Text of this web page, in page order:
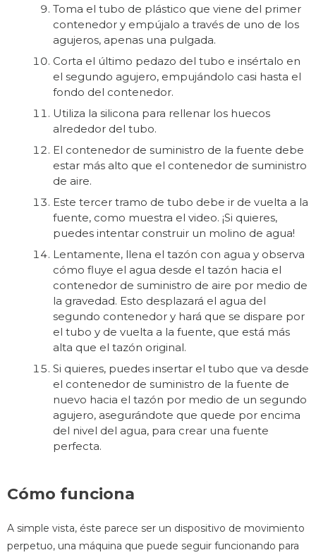
Toma el tubo de plástico que viene del primer
contenedor y empújalo a través de uno de los
agujeros, apenas una pulgada.
Corta el último pedazo del tubo e insértalo en
el segundo agujero, empujándolo casi hasta el
fondo del contenedor.
Utiliza la silicona para rellenar los huecos
alrededor del tubo.
El contenedor de suministro de la fuente debe
estar más alto que el contenedor de suministro
de aire.
Este tercer tramo de tubo debe ir de vuelta a la
fuente, como muestra el video. ¡Si quieres,
puedes intentar construir un molino de agua!
Lentamente, llena el tazón con agua y observa
cómo fluye el agua desde el tazón hacia el
contenedor de suministro de aire por medio de
la gravedad. Esto desplazará el agua del
segundo contenedor y hará que se dispare por
el tubo y de vuelta a la fuente, que está más
alta que el tazón original.
Si quieres, puedes insertar el tubo que va desde
el contenedor de suministro de la fuente de
nuevo hacia el tazón por medio de un segundo
agujero, asegurándote que quede por encima
del nivel del agua, para crear una fuente
perfecta.
Cómo funciona
A simple vista, éste parece ser un dispositivo de movimiento
perpetuo, una máquina que puede seguir funcionando para